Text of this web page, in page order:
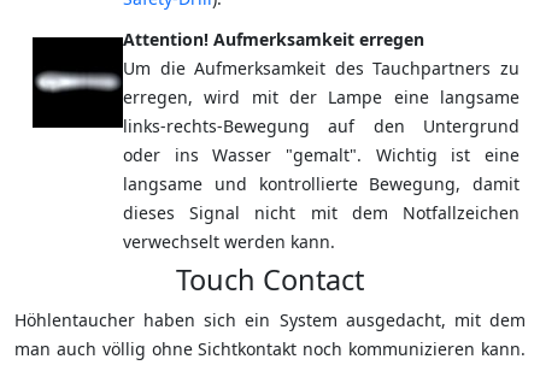
Attention! Aufmerksamkeit erregen
Um die Aufmerksamkeit des Tauchpartners zu
erregen, wird mit der Lampe eine langsame
links-rechts-Bewegung auf den Untergrund
oder ins Wasser "gemalt". Wichtig ist eine
langsame und kontrollierte Bewegung, damit
dieses Signal nicht mit dem Notfallzeichen
verwechselt werden kann.
Touch Contact
Höhlentaucher haben sich ein System ausgedacht, mit dem
man auch völlig ohne Sichtkontakt noch kommunizieren kann.